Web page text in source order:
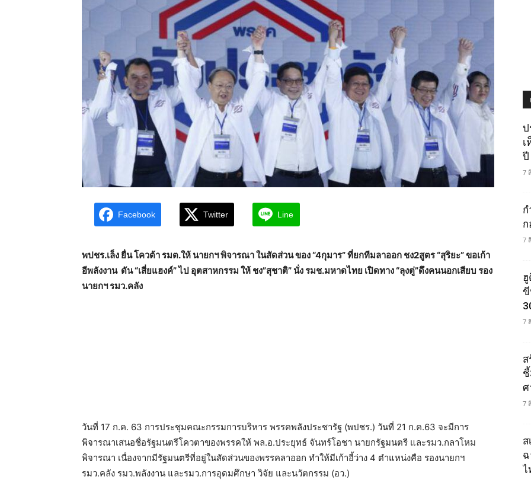
Facebook Twitter Line
พปชร.เล็ง ยื่น โควต้า รมต.ให้ นายกฯ พิจารณา ในสัดส่วน ของ “4กุมาร” ที่ยกทีมลาออก ชง2สูตร “สุริยะ” ขอเก้า
อีพลังงาน ดัน “เสี่ยแฮงค์” ไป อุตสาหกรรม ให้ ชง”สุชาติ” นั่ง รมช.มหาดไทย เปิดทาง “ลุงตู่”ดึงคนนอกเสียบ รอง
นายกฯ รมว.คลัง
วันที่ 17 ก.ค. 63 การประชุมคณะกรรมการบริหาร พรรคพลังประชารัฐ (พปชร.) วันที่ 21 ก.ค.63 จะมีการ
พิจารณาเสนอชื่อรัฐมนตรีโควตาของพรรคให้ พล.อ.ประยุทธ์ จันทร์โอชา นายกรัฐมนตรี และรมว.กลาโหม
พิจารณา เนื่องจากมีรัฐมนตรีที่อยู่ในสัดส่วนของพรรคลาออก ทำให้มีเก้าอี้ว่าง 4 ตำแหน่งคือ รองนายกฯ
รมว.คลัง รมว.พลังงาน และรมว.การอุดมศึกษา วิจัย และนวัตกรรม (อว.)
ป
ปี
7
7
ขี
7
ศ
7
ส
ไ